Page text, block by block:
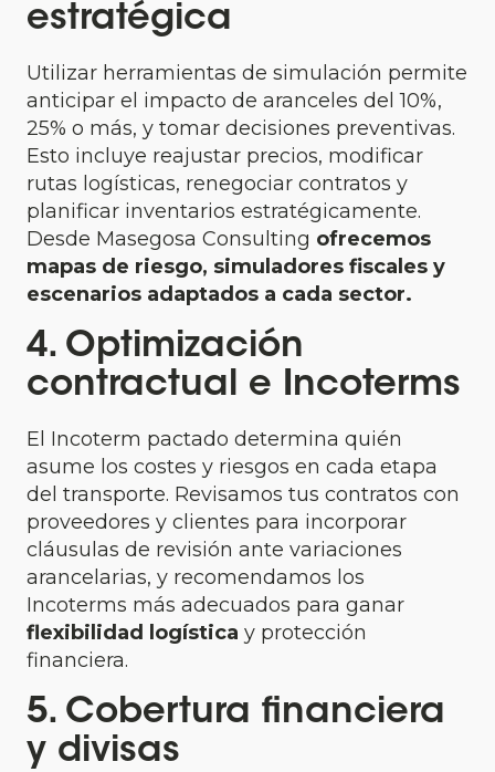
estratégica
Utilizar herramientas de simulación permite
anticipar el impacto de aranceles del 10%,
25% o más, y tomar decisiones preventivas.
Esto incluye reajustar precios, modificar
rutas logísticas, renegociar contratos y
planificar inventarios estratégicamente.
Desde Masegosa Consulting ofrecemos
mapas de riesgo, simuladores fiscales y
escenarios adaptados a cada sector.
4. Optimización
contractual e Incoterms
El Incoterm pactado determina quién
asume los costes y riesgos en cada etapa
del transporte. Revisamos tus contratos con
proveedores y clientes para incorporar
cláusulas de revisión ante variaciones
arancelarias, y recomendamos los
Incoterms más adecuados para ganar
flexibilidad logística y protección
financiera.
5. Cobertura financiera
y divisas